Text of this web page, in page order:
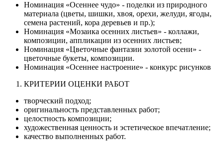
Номинация «Осеннее чудо» - поделки из природного
материала (цветы, шишки, хвоя, орехи, желуди, ягоды,
семена растений, кора деревьев и пр.);
Номинация «Мозаика осенних листьев» - коллажи,
композиции, аппликации из осенних листьев;
Номинация «Цветочные фантазии золотой осени» -
цветочные букеты, композиции.
Номинация «Осеннее настроение» - конкурс рисунков
КРИТЕРИИ ОЦЕНКИ РАБОТ
творческий подход;
оригинальность представленных работ;
целостность композиции;
художественная ценность и эстетическое впечатление;
качество выполненных работ.